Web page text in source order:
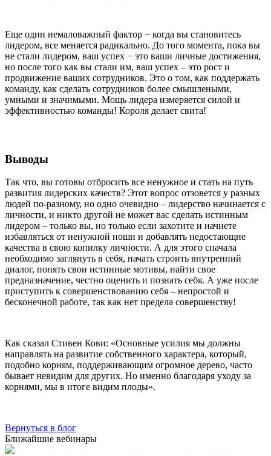
Еще один немаловажный фактор − когда вы становитесь
лидером, все меняется радикально. До того момента, пока вы
не стали лидером, ваш успех − это ваши личные достижения,
но после того как вы стали им, ваш успех – это рост и
продвижение ваших сотрудников. Это о том, как поддержать
команду, как сделать сотрудников более смышлеными,
умными и значимыми. Мощь лидера измеряется силой и
эффективностью команды! Короля делает свита!
Выводы
Так что, вы готовы отбросить все ненужное и стать на путь
развития лидерских качеств? Этот вопрос отзовется у разных
людей по-разному, но одно очевидно – лидерство начинается с
личности, и никто другой не может вас сделать истинным
лидером – только вы, но только если захотите и начнете
избавляться от ненужной ноши и добавлять недостающие
качества в свою копилку личности. А для этого сначала
необходимо заглянуть в себя, начать строить внутренний
диалог, понять свои истинные мотивы, найти свое
предназначение, честно оценить и познать себя. А уже после
приступить к совершенствованию себя – непростой и
бесконечной работе, так как нет предела совершенству!
Как сказал Стивен Кови: «Основные усилия мы должны
направлять на развитие собственного характера, который,
подобно корням, поддерживающим огромное дерево, часто
бывает невидим для других. Но именно благодаря уходу за
корнями, мы в итоге видим плоды».
Вернуться в блог
Ближайшие вебинары